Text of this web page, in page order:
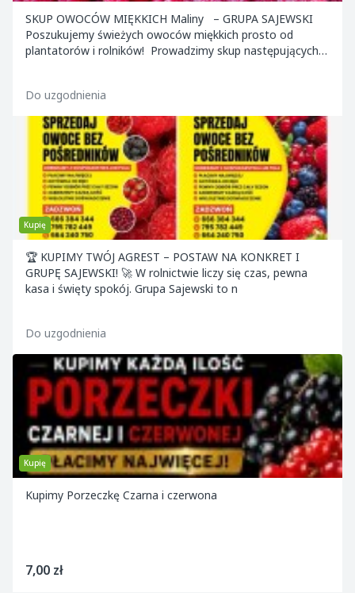
SKUP OWOCÓW MIĘKKICH Maliny – GRUPA SAJEWSKI
Poszukujemy świeżych owoców miękkich prosto od
plantatorów i rolników! Prowadzimy skup następujących
Do uzgodnienia
Kupię
🏆 KUPIMY TWÓJ AGREST – POSTAW NA KONKRET I
GRUPĘ SAJEWSKI! 🚀 W rolnictwie liczy się czas, pewna
kasa i święty spokój. Grupa Sajewski to n
Do uzgodnienia
Kupię
Kupimy Porzeczkę Czarna i czerwona
7,00 zł